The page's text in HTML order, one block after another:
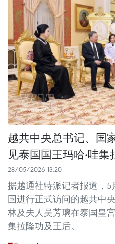
越共中央总书记、国
见泰国国王玛哈·哇
28/05/2026 13:20
据越通社特派记者报道，
国进行正式访问的越共中
林及夫人吴芳璃在泰国皇
集拉隆功及王后。